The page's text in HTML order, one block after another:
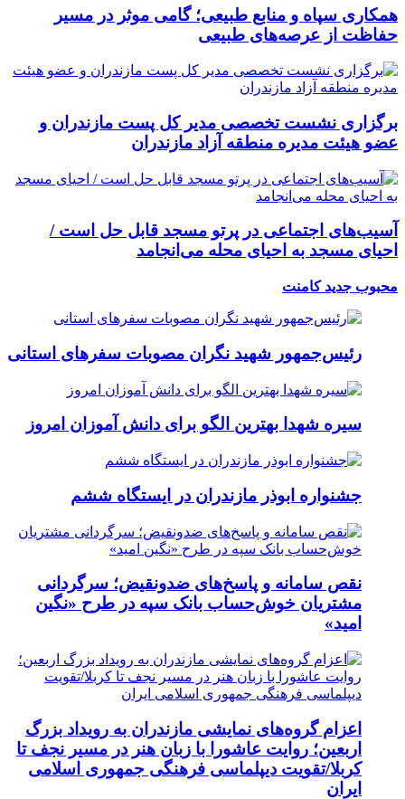
همکاری سپاه و منابع طبیعی؛ گامی موثر در مسیر
حفاظت از عرصه‌های طبیعی
برگزاری نشست تخصصی مدیر کل پست مازندران و
عضو هیئت مدیره منطقه آزاد مازندران
آسیب‌های اجتماعی در پرتو مسجد قابل حل است /
احیای مسجد به احیای محله می‌انجامد
محبوب جدیدکامنت
رئیس‌جمهور شهید نگران مصوبات سفرهای استانی
سیره شهدا بهترین الگو برای دانش آموزان امروز
جشنواره ابوذر مازندران در ایستگاه ششم
نقص سامانه و پاسخ‌های ضدونقیض؛ سرگردانی
مشتریان خوش‌حساب بانک سپه در طرح «نگین
امید»
اعزام گروه‌های نمایشی مازندران به رویداد بزرگ
اربعین؛ روایت عاشورا با زبان هنر در مسیر نجف تا
کربلا/تقویت دیپلماسی فرهنگی جمهوری اسلامی
ایران